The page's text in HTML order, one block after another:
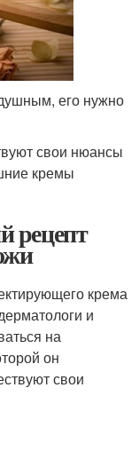
его нужно
свои нюансы
кремы
рецепт
крема
и
на
он
свои